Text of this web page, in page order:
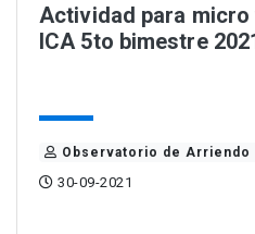
Actividad para
ICA 5to bimestre
Observatorio de Arriendo
30-09-2021